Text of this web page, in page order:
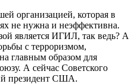
организацией, которая в
не нужна и неэффективна.
является ИГИЛ, так ведь? А
с терроризмом,
главным образом для
А сейчас Советского
президент США.